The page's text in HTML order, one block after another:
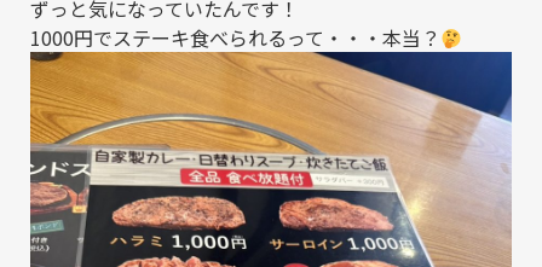
ずっと気になっていたんです！
1000円でステーキ食べられるって・・・本当？